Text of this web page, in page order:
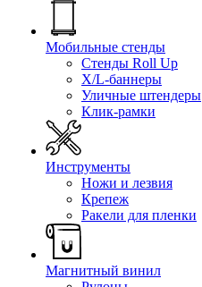
Мобильные стенды
Стенды Roll Up
X/L-баннеры
Уличные штендеры
Клик-рамки
Инструменты
Ножи и лезвия
Крепеж
Ракели для пленки
Магнитный винил